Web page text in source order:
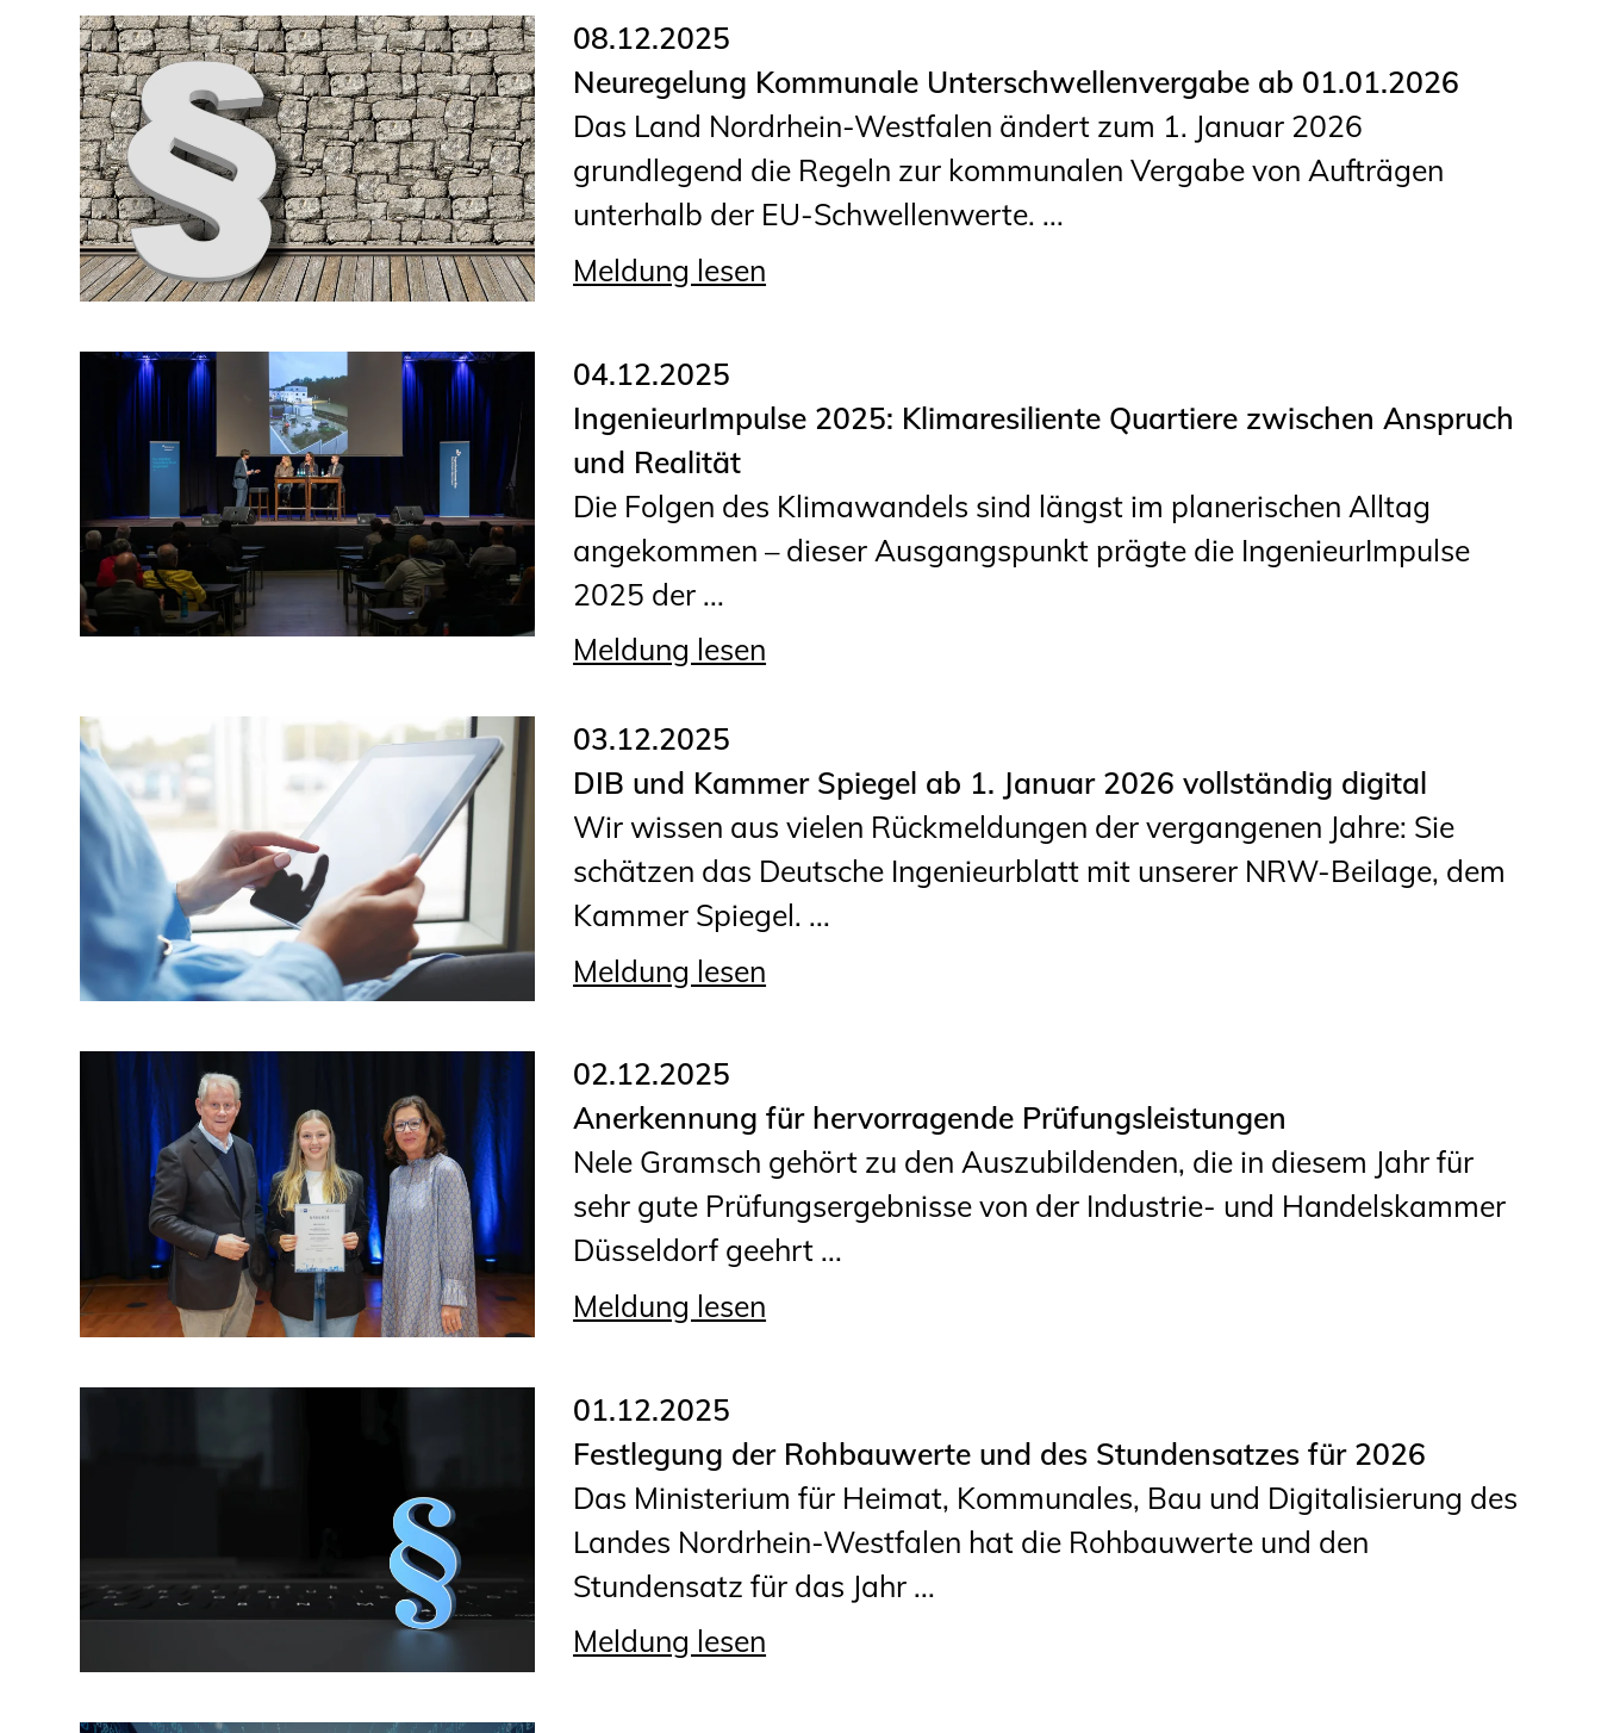
08.12.2025
Neuregelung Kommunale Unterschwellenvergabe ab 01.01.2026
Das Land Nordrhein-Westfalen ändert zum 1. Januar 2026
grundlegend die Regeln zur kommunalen Vergabe von Aufträgen
unterhalb der EU-Schwellenwerte. ...
Meldung lesen
04.12.2025
IngenieurImpulse 2025: Klimaresiliente Quartiere zwischen Anspruch
und Realität
Die Folgen des Klimawandels sind längst im planerischen Alltag
angekommen – dieser Ausgangspunkt prägte die IngenieurImpulse
2025 der ...
Meldung lesen
03.12.2025
DIB und Kammer Spiegel ab 1. Januar 2026 vollständig digital
Wir wissen aus vielen Rückmeldungen der vergangenen Jahre: Sie
schätzen das Deutsche Ingenieurblatt mit unserer NRW-Beilage, dem
Kammer Spiegel. ...
Meldung lesen
02.12.2025
Anerkennung für hervorragende Prüfungsleistungen
Nele Gramsch gehört zu den Auszubildenden, die in diesem Jahr für
sehr gute Prüfungsergebnisse von der Industrie- und Handelskammer
Düsseldorf geehrt ...
Meldung lesen
01.12.2025
Festlegung der Rohbauwerte und des Stundensatzes für 2026
Das Ministerium für Heimat, Kommunales, Bau und Digitalisierung des
Landes Nordrhein-Westfalen hat die Rohbauwerte und den
Stundensatz für das Jahr ...
Meldung lesen